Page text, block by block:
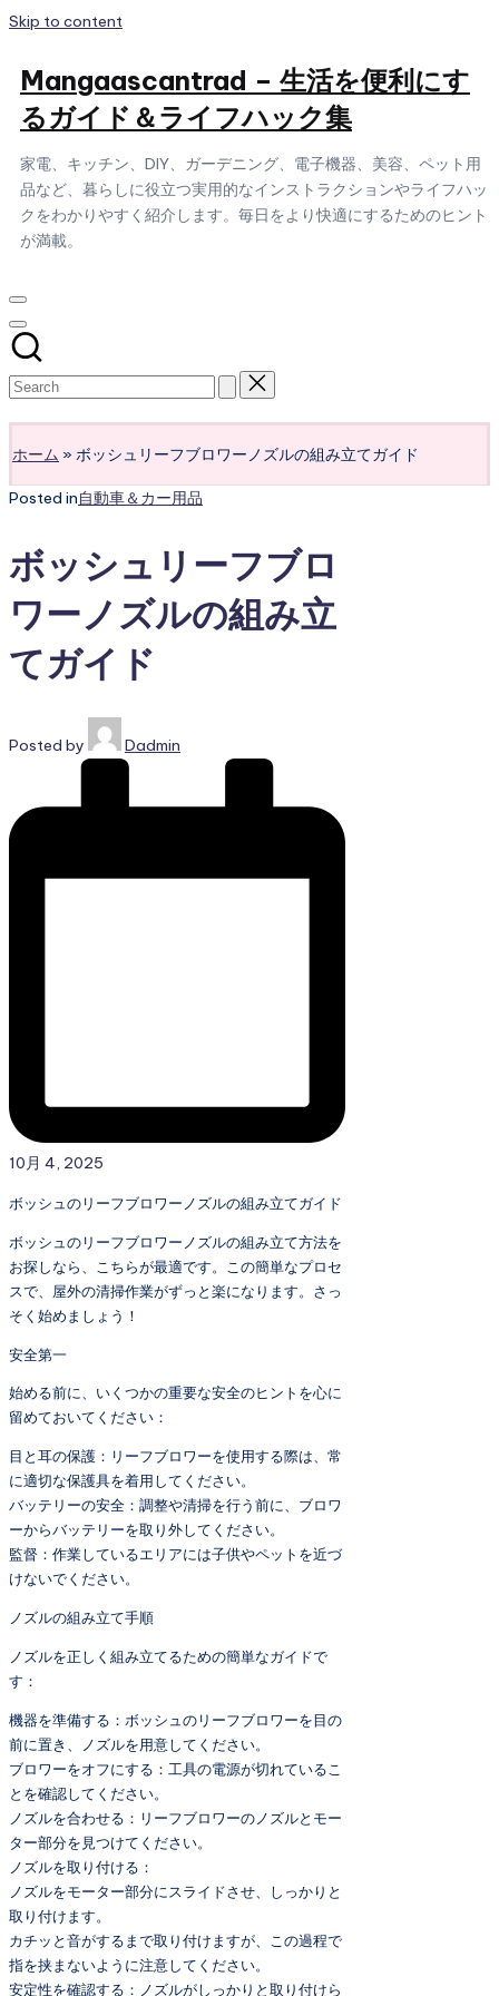
Skip to content
Mangaascantrad – 生活を便利にす
るガイド＆ライフハック集
家電、キッチン、DIY、ガーデニング、電子機器、美容、ペット用
品など、暮らしに役立つ実用的なインストラクションやライフハッ
クをわかりやすく紹介します。毎日をより快適にするためのヒント
が満載。
ホーム » ボッシュリーフブロワーノズルの組み立てガイド
Posted in自動車＆カー用品
ボッシュリーフブロ
ワーノズルの組み立
てガイド
Posted by Dadmin
10月 4, 2025
ボッシュのリーフブロワーノズルの組み立てガイド
ボッシュのリーフブロワーノズルの組み立て方法を
お探しなら、こちらが最適です。この簡単なプロセ
スで、屋外の清掃作業がずっと楽になります。さっ
そく始めましょう！
安全第一
始める前に、いくつかの重要な安全のヒントを心に
留めておいてください：
目と耳の保護：リーフブロワーを使用する際は、常
に適切な保護具を着用してください。
バッテリーの安全：調整や清掃を行う前に、ブロワ
ーからバッテリーを取り外してください。
監督：作業しているエリアには子供やペットを近づ
けないでください。
ノズルの組み立て手順
ノズルを正しく組み立てるための簡単なガイドで
す：
機器を準備する：ボッシュのリーフブロワーを目の
前に置き、ノズルを用意してください。
ブロワーをオフにする：工具の電源が切れているこ
とを確認してください。
ノズルを合わせる：リーフブロワーのノズルとモー
ター部分を見つけてください。
ノズルを取り付ける：
ノズルをモーター部分にスライドさせ、しっかりと
取り付けます。
カチッと音がするまで取り付けますが、この過程で
指を挟まないように注意してください。
安定性を確認する：ノズルがしっかりと取り付けら